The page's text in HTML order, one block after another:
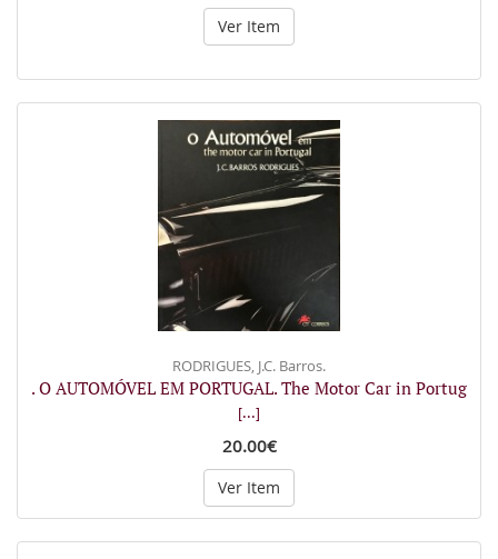
Ver Item
RODRIGUES, J.C. Barros.
. O AUTOMÓVEL EM PORTUGAL. The Motor Car in Portug
[...]
20.00€
Ver Item